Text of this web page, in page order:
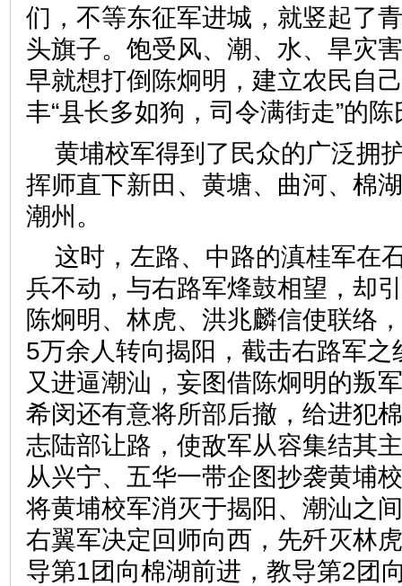
们，不等东征军进城，就竖起了
头旗子。饱受风、潮、水、旱灾
早就想打倒陈炯明，建立农民自
丰“县长多如狗，司令满街走”的
黄埔校军得到了民众的广泛拥
挥师直下新田、黄塘、曲河、棉
潮州。
这时，左路、中路的滇桂军在
兵不动，与右路军烽鼓相望，却
陈炯明、林虎、洪兆麟信使联络
5万余人转向揭阳，截击右路军
又进逼潮汕，妄图借陈炯明的叛
希闵还有意将所部后撤，给进犯
志陆部让路，使敌军从容集结其
从兴宁、五华一带企图抄袭黄埔
将黄埔校军消灭于揭阳、潮汕之
右翼军决定回师向西，先歼灭林
导第1团向棉湖前进，教导第2团